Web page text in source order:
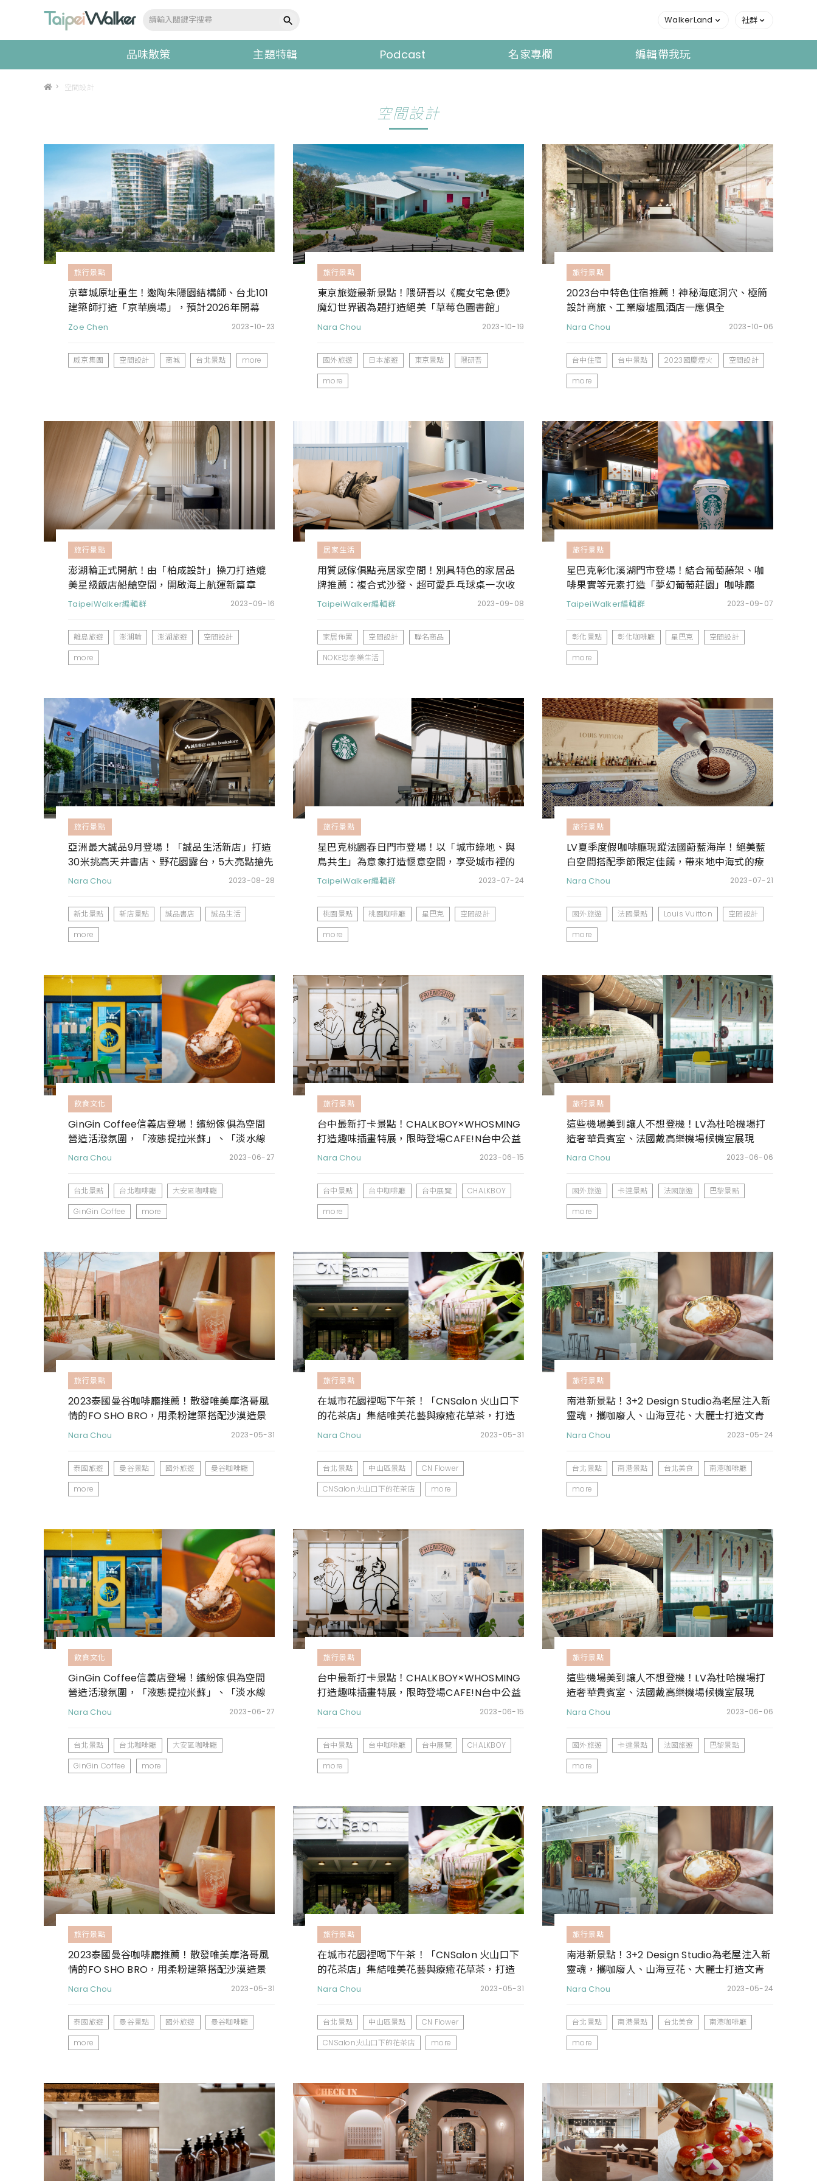
WalkerLand 社群
品味散策 主題特輯 Podcast 名家專欄 編輯帶我玩
> 空間設計
空間設計
旅行景點
京華城原址重生！邀陶朱隱園結構師、台北101
建築師打造「京華廣場」，預計2026年開幕
Zoe Chen 2023-10-23
威京集團 空間設計 商城 台北景點 more
旅行景點
東京旅遊最新景點！隈研吾以《魔女宅急便》
魔幻世界觀為題打造絕美「草莓色圖書館」
Nara Chou 2023-10-19
國外旅遊 日本旅遊 東京景點
隈研吾
more
旅行景點
2023台中特色住宿推薦！神秘海底洞穴、極簡
設計商旅、工業廢墟風酒店一應俱全
Nara Chou 2023-10-06
台中住宿 台中景點 2023國慶煙火
空間設計
more
旅行景點
澎湖輪正式開航！由「柏成設計」操刀打造媲
美星級飯店船艙空間，開啟海上航運新篇章
TaipeiWalker編輯群 2023-09-16
離島旅遊 澎湖輪 澎湖旅遊
空間設計
more
居家生活
用質感傢俱點亮居家空間！別具特色的家居品
牌推薦：複合式沙發、超可愛乒乓球桌一次收
齊
TaipeiWalker編輯群 2023-09-08
家居佈置 空間設計
聯名商品
NOKE忠泰樂生活
旅行景點
星巴克彰化溪湖門市登場！結合葡萄藤架、咖
啡果實等元素打造「夢幻葡萄莊園」咖啡廳
TaipeiWalker編輯群 2023-09-07
彰化景點 彰化咖啡廳 星巴克
空間設計
more
旅行景點
亞洲最大誠品9月登場！「誠品生活新店」打造
30米挑高天井書店、野花園露台，5大亮點搶先
看
Nara Chou 2023-08-28
新北景點 新店景點 誠品書店
誠品生活
more
旅行景點
星巴克桃園春日門市登場！以「城市綠地、與
鳥共生」為意象打造愜意空間，享受城市裡的
清新寧靜
TaipeiWalker編輯群 2023-07-24
桃園景點 桃園咖啡廳 星巴克
空間設計
more
旅行景點
LV夏季度假咖啡廳現蹤法國蔚藍海岸！絕美藍
白空間搭配季節限定佳餚，帶來地中海式的療
癒饗宴
Nara Chou 2023-07-21
國外旅遊 法國景點 Louis Vuitton
空間設計
more
飲食文化
GinGin Coffee信義店登場！繽紛傢俱為空間
營造活潑氛圍，「液態提拉米蘇」、「淡水線
冰茶」必點
Nara Chou 2023-06-27
台北景點 台北咖啡廳
大安區咖啡廳
GinGin Coffee
more
旅行景點
台中最新打卡景點！CHALKBOY×WHOSMING
打造趣味插畫特展，限時登場CAFE!N台中公益
店
Nara Chou 2023-06-15
台中景點 台中咖啡廳 台中展覽
CHALKBOY
more
旅行景點
這些機場美到讓人不想登機！LV為杜哈機場打
造奢華貴賓室、法國戴高樂機場候機室展現
「老巴黎」美學
Nara Chou 2023-06-06
國外旅遊 卡達景點 法國旅遊
巴黎景點
more
旅行景點
2023泰國曼谷咖啡廳推薦！散發唯美摩洛哥風
情的FO SHO BRO，用柔粉建築搭配沙漠造景
營造度假氛圍
Nara Chou 2023-05-31
泰國旅遊 曼谷景點 國外旅遊
曼谷咖啡廳
more
旅行景點
在城市花園裡喝下午茶！「CNSalon 火山口下
的花茶店」集結唯美花藝與療癒花草茶，打造
都市裡的寧靜綠洲
Nara Chou 2023-05-31
台北景點 中山區景點
CN Flower
CNSalon火山口下的花茶店
more
旅行景點
南港新景點！3+2 Design Studio為老屋注入新
靈魂，攜咖廢人、山海豆花、大麗士打造文青
感聚落
Nara Chou 2023-05-24
台北景點 南港景點 台北美食
南港咖啡廳
more
飲食文化
GinGin Coffee信義店登場！繽紛傢俱為空間
營造活潑氛圍，「液態提拉米蘇」、「淡水線
冰茶」必點
Nara Chou 2023-06-27
台北景點 台北咖啡廳
大安區咖啡廳
GinGin Coffee
more
旅行景點
台中最新打卡景點！CHALKBOY×WHOSMING
打造趣味插畫特展，限時登場CAFE!N台中公益
店
Nara Chou 2023-06-15
台中景點 台中咖啡廳 台中展覽
CHALKBOY
more
旅行景點
這些機場美到讓人不想登機！LV為杜哈機場打
造奢華貴賓室、法國戴高樂機場候機室展現
「老巴黎」美學
Nara Chou 2023-06-06
國外旅遊 卡達景點 法國旅遊
巴黎景點
more
旅行景點
2023泰國曼谷咖啡廳推薦！散發唯美摩洛哥風
情的FO SHO BRO，用柔粉建築搭配沙漠造景
營造度假氛圍
Nara Chou 2023-05-31
泰國旅遊 曼谷景點 國外旅遊
曼谷咖啡廳
more
旅行景點
在城市花園裡喝下午茶！「CNSalon 火山口下
的花茶店」集結唯美花藝與療癒花草茶，打造
都市裡的寧靜綠洲
Nara Chou 2023-05-31
台北景點 中山區景點
CN Flower
CNSalon火山口下的花茶店
more
旅行景點
南港新景點！3+2 Design Studio為老屋注入新
靈魂，攜咖廢人、山海豆花、大麗士打造文青
感聚落
Nara Chou 2023-05-24
台北景點 南港景點 台北美食
南港咖啡廳
more